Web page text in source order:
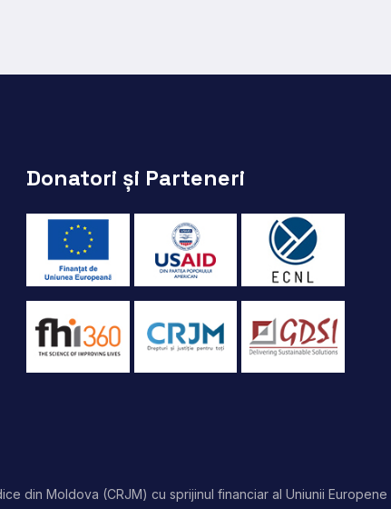
Donatori și Parteneri
din Moldova (CRJM) cu sprijinul financiar al Uniunii